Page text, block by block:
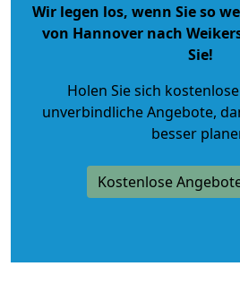
Wir legen los, wenn Sie so
von Hannover nach
Sie!
Holen Sie sich
unverbindliche Angebote,
besser
Kostenlose